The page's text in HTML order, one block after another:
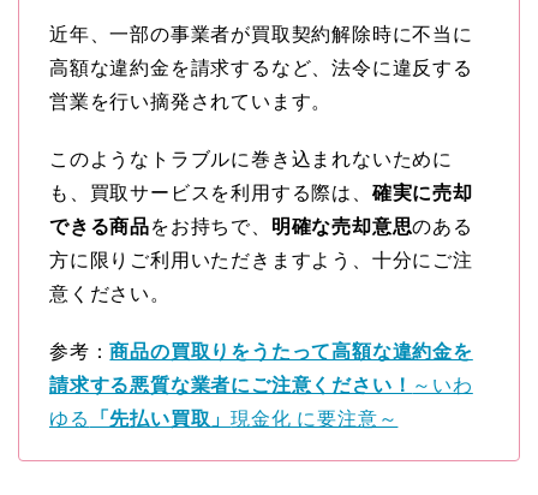
近年、一部の事業者が買取契約解除時に不当に
高額な違約金を請求するなど、法令に違反する
営業を行い摘発されています。
このようなトラブルに巻き込まれないために
も、買取サービスを利用する際は、 確実に売却
できる商品をお持ちで、 明確な売却意思のある
方に限りご利用いただきますよう、十分にご注
意ください。
参考：商品の買取りをうたって高額な違約金を
請求する悪質な業者にご注意ください！ ～いわ
ゆる
「先払い買取」現金化 に要注意～